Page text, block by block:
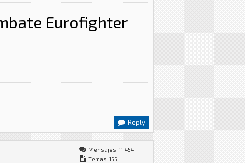
Eurofighter
Reply
Mensajes: 11,454
Temas: 155